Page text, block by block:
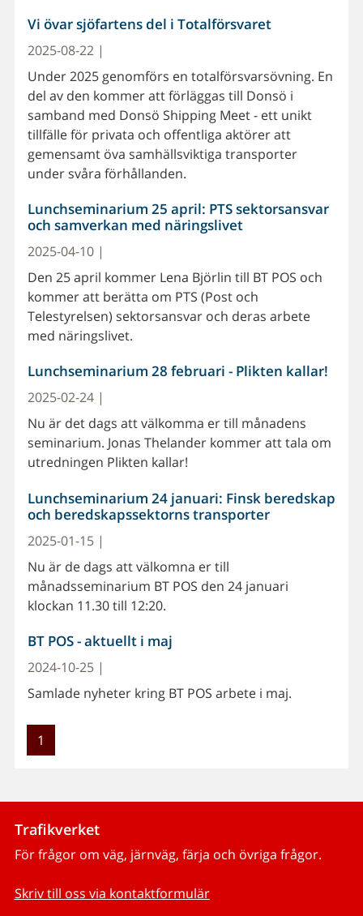
Vi övar sjöfartens del i Totalförsvaret
2025-08-22 |
Under 2025 genomförs en totalförsvarsövning. En
del av den kommer att förläggas till Donsö i
samband med Donsö Shipping Meet - ett unikt
tillfälle för privata och offentliga aktörer att
gemensamt öva samhällsviktiga transporter
under svåra förhållanden.
Lunchseminarium 25 april: PTS sektorsansvar
och samverkan med näringslivet
2025-04-10 |
Den 25 april kommer Lena Björlin till BT POS och
kommer att berätta om PTS (Post och
Telestyrelsen) sektorsansvar och deras arbete
med näringslivet.
Lunchseminarium 28 februari - Plikten kallar!
2025-02-24 |
Nu är det dags att välkomma er till månadens
seminarium. Jonas Thelander kommer att tala om
utredningen Plikten kallar!
Lunchseminarium 24 januari: Finsk beredskap
och beredskapssektorns transporter
2025-01-15 |
Nu är de dags att välkomna er till
månadsseminarium BT POS den 24 januari
klockan 11.30 till 12:20.
BT POS - aktuellt i maj
2024-10-25 |
Samlade nyheter kring BT POS arbete i maj.
1
Trafikverket
För frågor om väg, järnväg, färja och övriga frågor.
Skriv till oss via kontaktformulär